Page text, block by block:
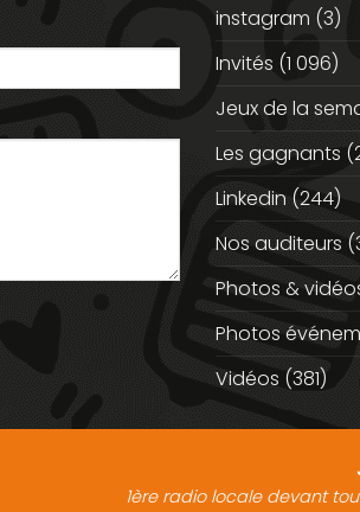
instagram (3)
Invités (1 096)
Jeux de la
Les gagnants
Linkedin (244)
Nos auditeurs
Photos &
Photos
Vidéos (381)
1ère radio locale devant